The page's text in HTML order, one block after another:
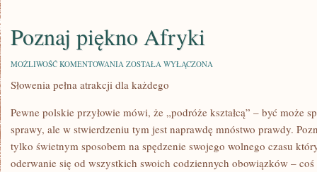
Poznaj piękno Afryki
MOŻLIWOŚĆ KOMENTOWANIA POZNAJ
AFRYKI
ZOSTAŁA WYŁĄCZONA
Słowenia pełna atrakcji dla każdego
Pewne polskie przyłowie mówi, że „podróże kształcą” – być może
sprawy, ale w stwierdzeniu tym jest naprawdę mnóstwo prawdy.
tylko świetnym sposobem na spędzenie swojego wolnego czasu
oderwanie się od wszystkich swoich codziennych obowiązków –